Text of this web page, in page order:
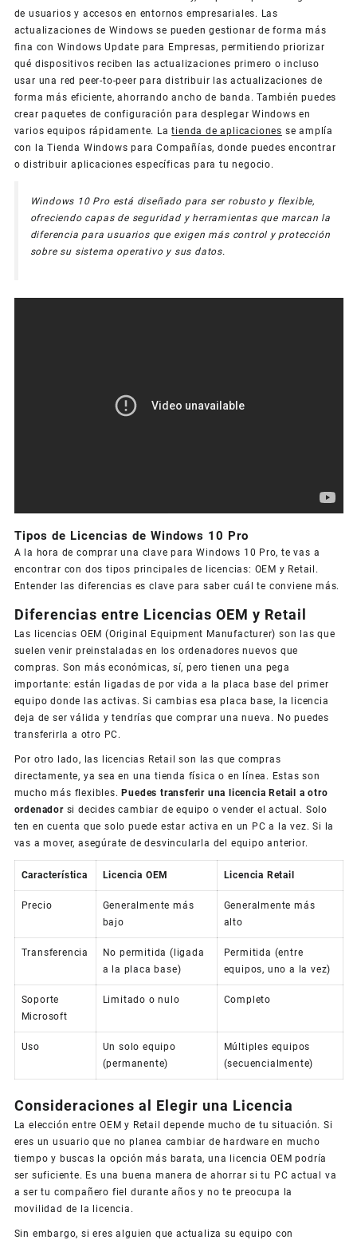
de usuarios y accesos en entornos empresariales. Las
actualizaciones de Windows se pueden gestionar de forma más
fina con Windows Update para Empresas, permitiendo priorizar
qué dispositivos reciben las actualizaciones primero o incluso
usar una red peer-to-peer para distribuir las actualizaciones de
forma más eficiente, ahorrando ancho de banda. También puedes
crear paquetes de configuración para desplegar Windows en
varios equipos rápidamente. Latienda de aplicaciones se amplía
con la Tienda Windows para Compañías, donde puedes encontrar
o distribuir aplicaciones específicas para tu negocio.
Windows 10 Pro está diseñado para ser robusto y flexible,
ofreciendo capas de seguridad y herramientas que marcan la
diferencia para usuarios que exigen más control y protección
sobre su sistema operativo y sus datos.
Tipos de Licencias de Windows 10 Pro
A la hora de comprar una clave para Windows 10 Pro, te vas a
encontrar con dos tipos principales de licencias: OEM y Retail.
Entender las diferencias es clave para saber cuál te conviene más.
Diferencias entre Licencias OEM y Retail
Las licencias OEM (Original Equipment Manufacturer) son las que
suelen venir preinstaladas en los ordenadores nuevos que
compras. Son más económicas, sí, pero tienen una pega
importante: están ligadas de por vida a la placa base del primer
equipo donde las activas. Si cambias esa placa base, la licencia
deja de ser válida y tendrías que comprar una nueva. No puedes
transferirla a otro PC.
Por otro lado, las licencias Retail son las que compras
directamente, ya sea en una tienda física o en línea. Estas son
mucho más flexibles. Puedes transferir una licencia Retail a otro
ordenadorsi decides cambiar de equipo o vender el actual. Solo
ten en cuenta que solo puede estar activa en un PC a la vez. Si la
vas a mover, asegúrate de desvincularla del equipo anterior.
Característica Licencia OEM Licencia Retail
Precio
Generalmente más
bajo
Generalmente más
alto
Transferencia
No permitida (ligada
a la placa base)
Permitida (entre
equipos, uno a la vez)
Soporte
Microsoft
Limitado o nulo Completo
Uso
Un solo equipo
(permanente)
Múltiples equipos
(secuencialmente)
Consideraciones al Elegir una Licencia
La elección entre OEM y Retail depende mucho de tu situación. Si
eres un usuario que no planea cambiar de hardware en mucho
tiempo y buscas la opción más barata, una licencia OEM podría
ser suficiente. Es una buena manera de ahorrar si tu PC actual va
a ser tu compañero fiel durante años y no te preocupa la
movilidad de la licencia.
Sin embargo, si eres alguien que actualiza su equipo con